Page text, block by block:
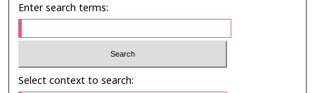
Enter search terms:
Select context to search: